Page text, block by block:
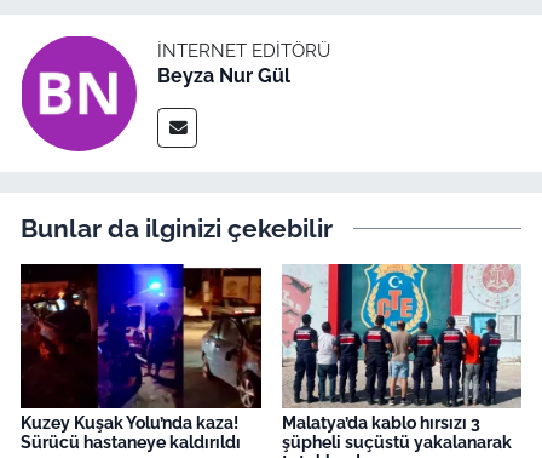
İNTERNET EDITÖRÜ
Beyza Nur Gül
Bunlar da ilginizi çekebilir
Kuzey Kuşak Yolu’nda kaza!
Sürücü hastaneye kaldırıldı
Malatya’da kablo hırsızı 3
şüpheli suçüstü yakalanarak